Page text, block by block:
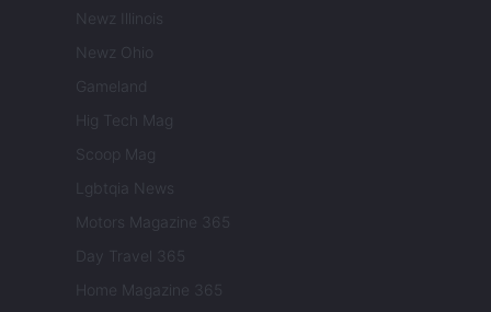
Newz Illinois
Newz Ohio
Gameland
Hig Tech Mag
Scoop Mag
Lgbtqia News
Motors Magazine 365
Day Travel 365
Home Magazine 365